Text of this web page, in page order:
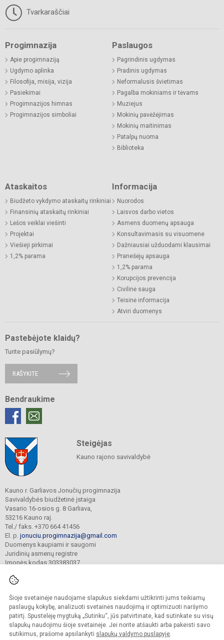
Šioje svetainėje naudojame slapukus siekdami užtikrinti jums teikiamų
paslaugų kokybę, analizuoti svetainės naudojimą ir optimizuoti naršymo
patirtį. Spustelėję mygtuką „Sutinku“, jūs patvirtinate, kad sutinkate su visų
slapukų naudojimu šioje svetainėje. Jei norite atšaukti arba pakeisti savo
sutikimus, prašome apsilankyti slapukų valdymo puslapyje.
Tvarkaraščiai
Progimnazija
Apie progimnaziją
Ugdymo aplinka
Filosofija, misija, vizija
Pasiekimai
Progimnazijos himnas
Progimnazijos simboliai
Paslaugos
Pagrindinis ugdymas
Pradinis ugdymas
Neformalusis švietimas
Pagalba mokiniams ir tėvams
Muziejus
Mokinių pavėžėjimas
Mokinių maitinimas
Patalpų nuoma
Biblioteka
Ataskaitos
Biudžeto vykdymo ataskaitų rinkiniai
Finansinių ataskaitų rinkiniai
Lėšos veiklai viešinti
Projektai
Viešieji pirkimai
1,2% parama
Informacija
Nuorodos
Laisvos darbo vietos
Asmens duomenų apsauga
Konsultavimasis su visuomene
Dažniausiai užduodami klausimai
Pranešėjų apsauga
1,2% parama
Korupcijos prevencija
Civilinė sauga
Teisinė informacija
Atviri duomenys
Pastebėjote klaidų?
Turite pasiūlymų?
RAŠYKITE
Bendraukime
Steigėjas
Kauno rajono savivaldybė
Kauno r. Garliavos Jonučių progimnazija
Savivaldybės biudžetinė įstaiga
Vasario 16-osios g. 8 Garliava,
53216 Kauno raj.
Tel./ faks. +370 664 41456
El. p. jonuciu.progimnazija@gmail.com
Duomenys kaupiami ir saugomi
Juridinių asmenų registre
Įmonės kodas 303383037
© 2023. Kauno r. Garliavos Jonučių progimnazija. Visos teisės saugomos.
Kopijuoti turinį be raštiško progimnazijos sutikimo griežtai draudžiama.
Prieinamumo paraiška Slapukų valdymas
Sumanus būdas atnaujinti